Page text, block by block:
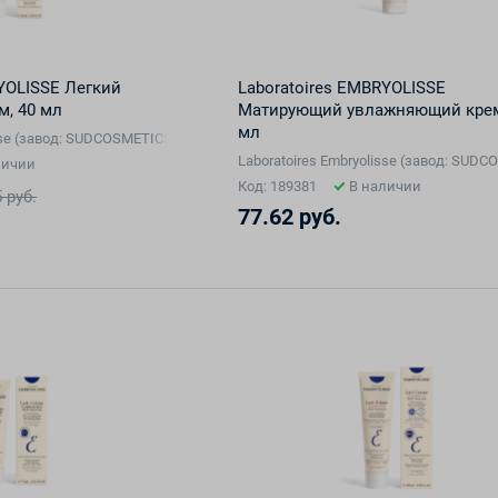
Легкий
40 мл
(завод: SUDCOSMETICS, Франция), Франция
руб.
Laboratoires EMBRYOLISSE
Матирующий увлажняющий
мл
Laboratoires Embryolisse (завод:
Код: 189381
В наличии
77.62 руб.